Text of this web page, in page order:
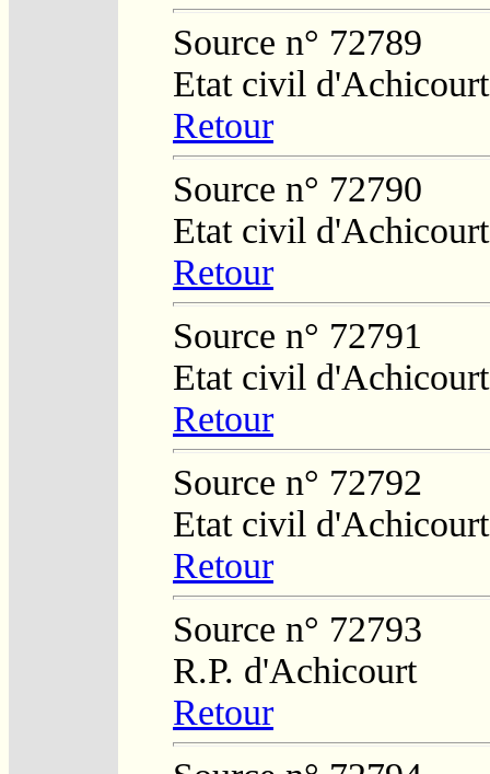
Source n° 72789
Etat civil d'Achicourt
Retour
Source n° 72790
Etat civil d'Achicourt
Retour
Source n° 72791
Etat civil d'Achicourt
Retour
Source n° 72792
Etat civil d'Achicourt
Retour
Source n° 72793
R.P. d'Achicourt
Retour